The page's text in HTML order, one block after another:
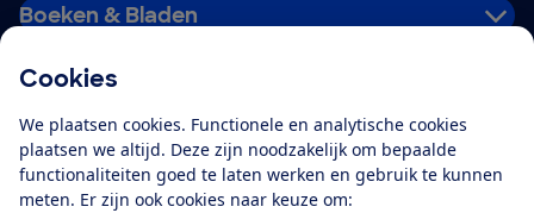
Cookies
We plaatsen cookies. Functionele en analytische cookies
plaatsen we altijd. Deze zijn noodzakelijk om bepaalde
functionaliteiten goed te laten werken en gebruik te kunnen
meten. Er zijn ook cookies naar keuze om:
Boeken & Bladen
Alles over de